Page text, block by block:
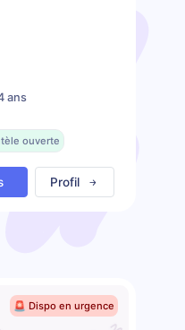
ans
ouverte
Profil
🚨 Dispo en urgence